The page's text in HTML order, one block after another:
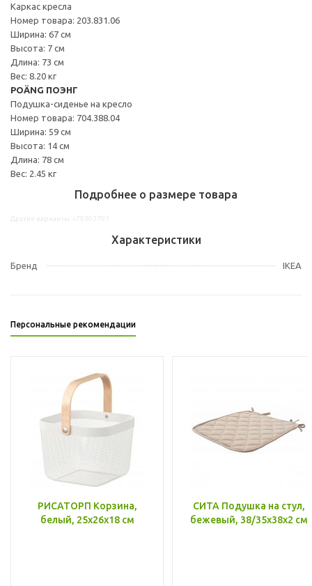
Каркас кресла
Номер товара: 203.831.06
Ширина: 67 см
Высота: 7 см
Длина: 73 см
Вес: 8.20 кг
POÄNG ПОЭНГ
Подушка-сиденье на кресло
Номер товара: 704.388.04
Ширина: 59 см
Высота: 14 см
Длина: 78 см
Вес: 2.45 кг
Подробнее о размере товара
Характеристики
Бренд IKEA
Персональные рекомендации
РИСАТОРП Корзина,
белый, 25x26x18 см
СИТА Подушка на стул,
бежевый, 38/35x38x2 см